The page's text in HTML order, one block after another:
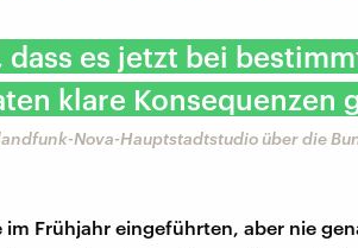
es jetzt bei
klare Konsequenzen
Nova-Hauptstadtstudio über die
im Frühjahr eingeführten, aber nie